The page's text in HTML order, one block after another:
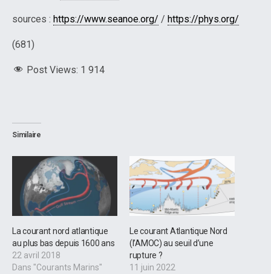
sources : https://www.seanoe.org/ / https://phys.org/
(681)
Post Views: 1 914
Similaire
La courant nord atlantique
au plus bas depuis 1600 ans
22 avril 2018
Dans "Courants Marins"
Le courant Atlantique Nord
(l’AMOC) au seuil d’une
rupture ?
11 juin 2022